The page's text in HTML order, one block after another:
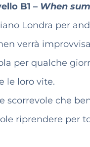
B1 – When
Londra per
verrà
per qualche
le loro vite.
scorrevole che
riprendere per